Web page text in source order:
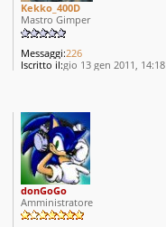
Kekko_400D
Mastro Gimper
Messaggi:226
Iscritto il:gio 13 gen 2011, 14:18
donGoGo
Amministratore